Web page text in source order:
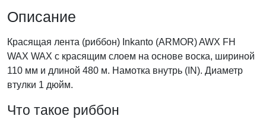
Описание
Красящая лента (риббон) Inkanto (ARMOR) AWX FH
WAX WAX с красящим слоем на основе воска, шириной
110 мм и длиной 480 м. Намотка внутрь (IN). Диаметр
втулки 1 дюйм.
Что такое риббон